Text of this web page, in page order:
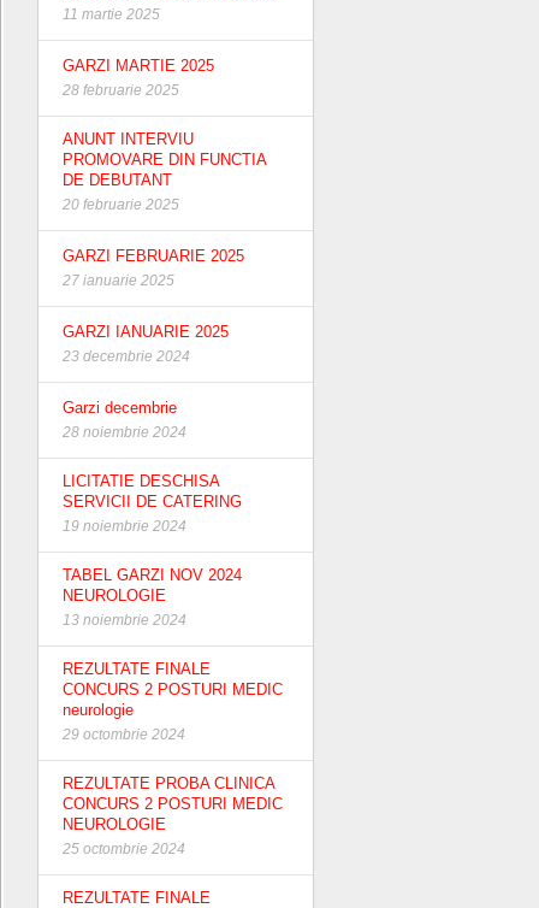
11 martie 2025
GARZI MARTIE 2025
28 februarie 2025
ANUNT INTERVIU
PROMOVARE DIN FUNCTIA
DE DEBUTANT
20 februarie 2025
GARZI FEBRUARIE 2025
27 ianuarie 2025
GARZI IANUARIE 2025
23 decembrie 2024
Garzi decembrie
28 noiembrie 2024
LICITATIE DESCHISA
SERVICII DE CATERING
19 noiembrie 2024
TABEL GARZI NOV 2024
NEUROLOGIE
13 noiembrie 2024
REZULTATE FINALE
CONCURS 2 POSTURI MEDIC
neurologie
29 octombrie 2024
REZULTATE PROBA CLINICA
CONCURS 2 POSTURI MEDIC
NEUROLOGIE
25 octombrie 2024
REZULTATE FINALE